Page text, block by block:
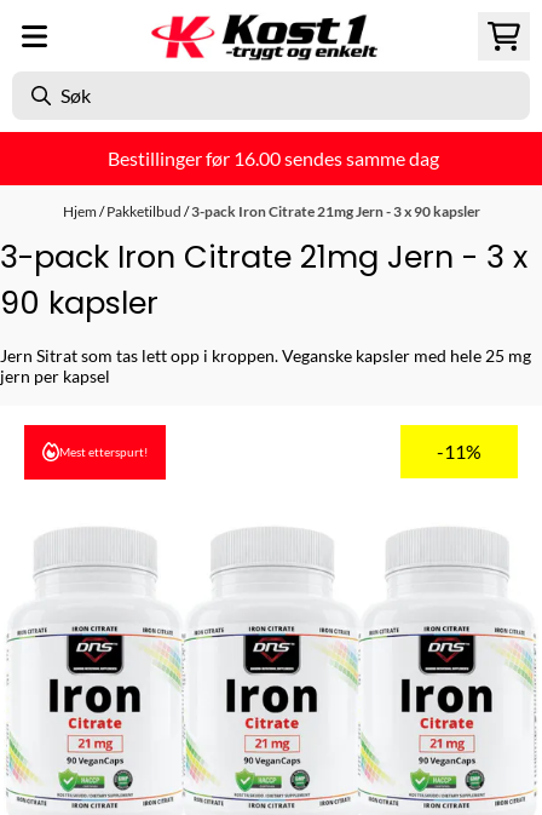
Hopp til innhold
Bestillinger før 16.00 sendes samme dag
Hjem/Pakketilbud /3-pack Iron Citrate 21mg Jern - 3 x 90 kapsler
3-pack Iron Citrate 21mg Jern - 3 x
90 kapsler
Jern Sitrat som tas lett opp i kroppen. Veganske kapsler med hele 25 mg
jern per kapsel
-11%
Mest etterspurt!